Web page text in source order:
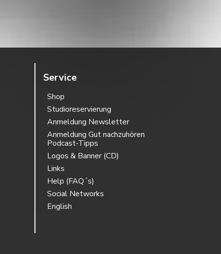
Service
Shop
Studioreservierung
Anmeldung Newsletter
Anmeldung Gut nachzuhören
Podcast-Tipps
Logos & Banner (CD)
Links
Help (FAQ´s)
Social Networks
English